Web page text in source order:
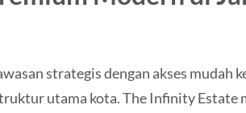
strategis dengan akses mudah
utama kota. The Infinity Estate